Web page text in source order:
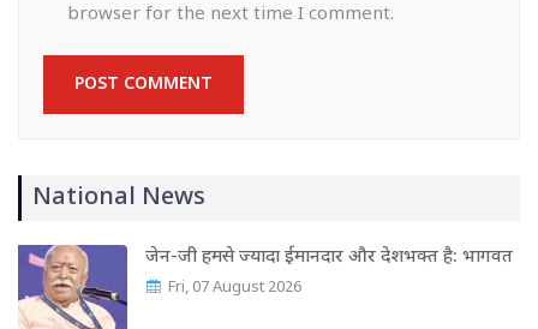
browser for the next time I comment.
National News
जेन-जी हमसे ज्यादा ईमानदार और देशभक्त है: भागवत
Fri, 07 August 2026